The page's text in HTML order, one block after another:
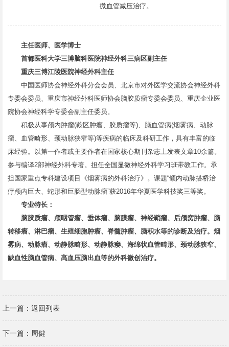
微血管减压治疗。
主任医师、医学博士
首都医科大学三博脑科医院神经外科三病区副主任
重庆三博江陵医院神经外科主任
中国医师协会神经外科分会会员、北京市对外医学交流协会神经外科
专委会委员、重庆市神经外科医师协会脑胶质瘤专委会委员、重庆企业医
院协会神经科学专委会副主任委员。
积极从事颅内肿瘤(鞍区肿瘤、胶质瘤等)、脑血管病(烟雾病、动脉
瘤、血管畸形、颈动脉狭窄等)等疾病的临床及科研工作，具有丰富的临
床经验。以第一作者或主要作者在国家核心期刊杂志上发表文章10余篇。
参与编译2部神经外科专著。担任全国显微神经外科学习班带教工作。承
担国家重点专科建设项目《烟雾病的外科治疗》。课题“颌内动脉搭桥治
疗颅内巨大、蛇形和巨肠型动脉瘤”获2016年华夏医学科技奖三等奖。
专业特长：
脑胶质瘤、颅咽管瘤、垂体瘤、脑膜瘤、神经鞘瘤、后颅窝肿瘤、脑
转移瘤、淋巴瘤、生殖细胞肿瘤、脊髓肿瘤、脑积水等的诊断及治疗。烟
雾病、动脉瘤、动静脉畸形、动静脉瘘、海绵状血管畸形、颈动脉狭窄、
缺血性脑血管病、高血压脑出血等的外科微创治疗。
上一篇： 返回列表
下一篇： 周健